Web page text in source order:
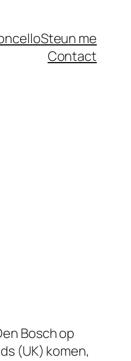
Steun me
Contact
Bosch op
(UK) komen,